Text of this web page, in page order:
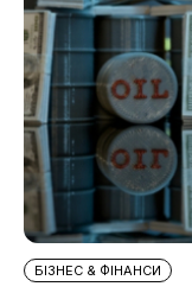
БІЗНЕС & ФІНАНСИ